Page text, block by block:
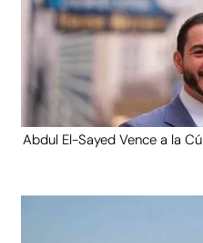
Abdul El-Sayed Vence a la